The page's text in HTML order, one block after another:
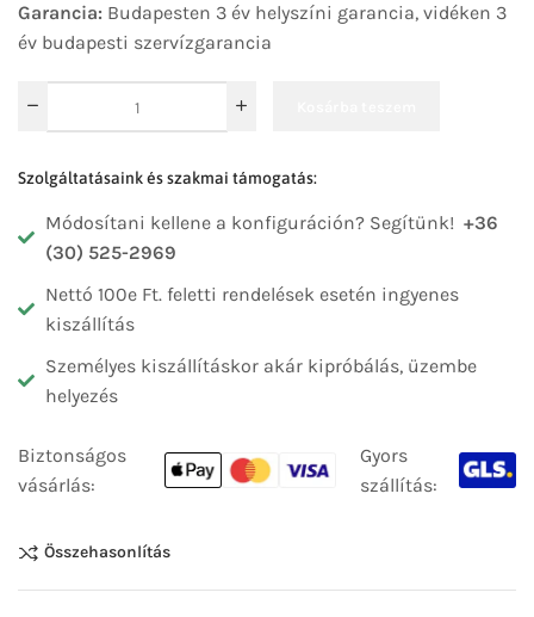
Garancia: Budapesten 3 év helyszíni garancia, vidéken 3
év budapesti szervízgarancia
Szolgáltatásaink és szakmai támogatás:
Módosítani kellene a konfiguráción? Segítünk! +36
(30) 525-2969
Nettó 100e Ft. feletti rendelések esetén ingyenes
kiszállítás
Személyes kiszállításkor akár kipróbálás, üzembe
helyezés
Biztonságos
vásárlás:
Gyors
szállítás:
Összehasonlítás